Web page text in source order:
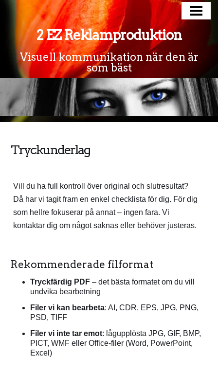
PRODUKTER
EXPRESSLEVERANS
SÅ ARBETAR VI
TRYCKUNDERLAG
OM OSS
2 EZ Reklamproduktion
Visuell kommunikation när den är
som bäst
Tryckunderlag
Vill du ha full kontroll över original och slutresultat?
Då har vi tagit fram en enkel checklista för dig. För dig
som hellre fokuserar på annat – ingen fara. Vi
kontaktar dig om något saknas eller behöver justeras.
Rekommenderade filformat
Tryckfärdig PDF – det bästa formatet om du vill
undvika bearbetning
Filer vi kan bearbeta: AI, CDR, EPS, JPG, PNG,
PSD, TIFF
Filer vi inte tar emot: lågupplösta JPG, GIF, BMP,
PICT, WMF eller Office-filer (Word, PowerPoint,
Excel)